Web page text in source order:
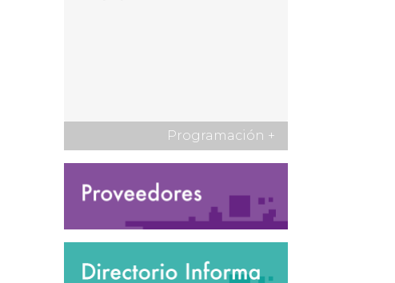
Programación +